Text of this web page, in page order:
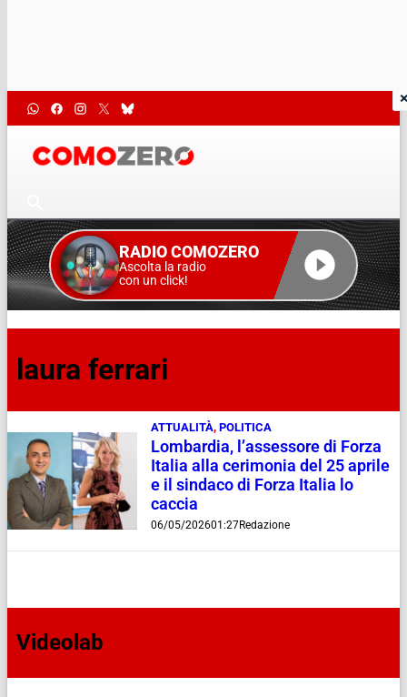
RADIO COMOZERO
Ascolta la radio
con un click!
laura ferrari
ATTUALITÀ, POLITICA
Lombardia, l’assessore di Forza
Italia alla cerimonia del 25 aprile
e il sindaco di Forza Italia lo
caccia
06/05/202601:27Redazione
Videolab